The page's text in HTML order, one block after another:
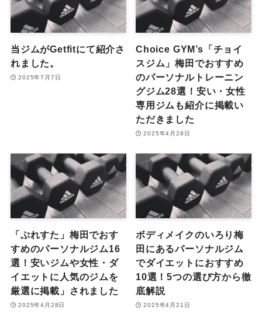
当ジムがGetfitにて紹介さ
れました。
2025年7月7日
Choice GYM’s「チョイ
スジム」梅田でおすすめ
のパーソナルトレーニン
グジム28選！安い・女性
専用ジムも紹介に掲載い
ただきました
2025年4月28日
「ぷれすた」梅田でおす
すめのパーソナルジム16
選！安いジムや女性・ダ
イエットに人気のジムを
厳選に掲載」されました
2025年4月28日
ボディメイクのいろり梅
田にあるパーソナルジム
でダイエットにおすすめ
10選！5つの選び方から徹
底解説
2025年4月21日